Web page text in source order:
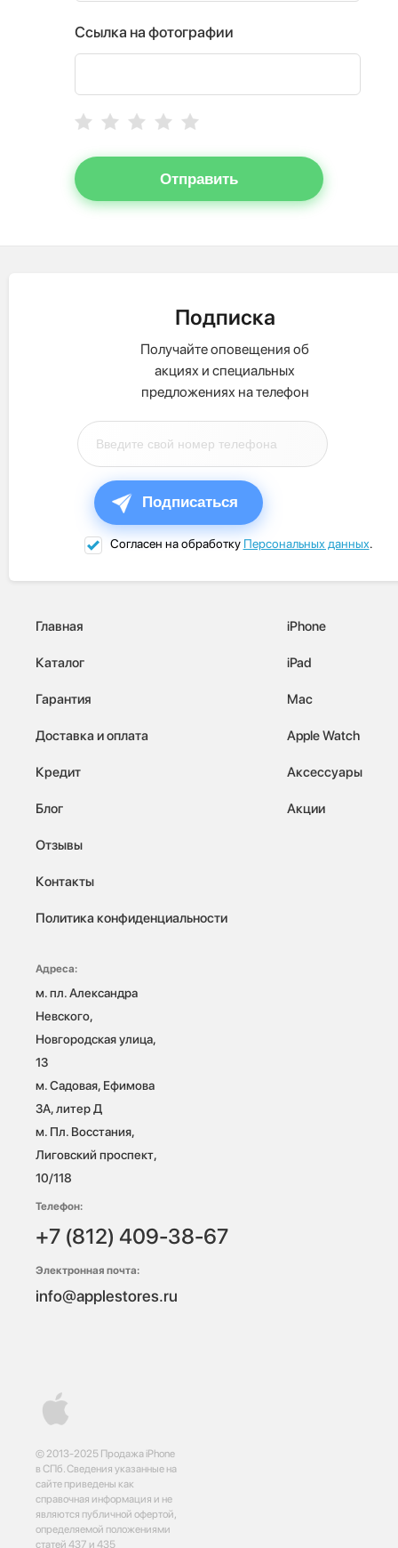
Ссылка на фотографии
Отправить
Подписка
Получайте оповещения об
акциях и специальных
предложениях на телефон
Подписаться
Согласен на обработку Персональных данных.
© 2013-2025 Продажа iPhone
в СПб. Сведения указанные на
сайте приведены как
справочная информация и не
являются публичной офертой,
определяемой положениями
статей 437 и 435
Главная
Каталог
Гарантия
Доставка и оплата
Кредит
Блог
Отзывы
Контакты
Политика конфиденциальности
iPhone
iPad
Mac
Apple Watch
Аксессуары
Акции
Адреса:
м. пл. Александра
Невского,
Новгородская улица,
13
м. Садовая, Ефимова
3А, литер Д
м. Пл. Восстания,
Лиговский проспект,
10/118
Телефон:
+7 (812) 409-38-67
Электронная почта:
info@applestores.ru